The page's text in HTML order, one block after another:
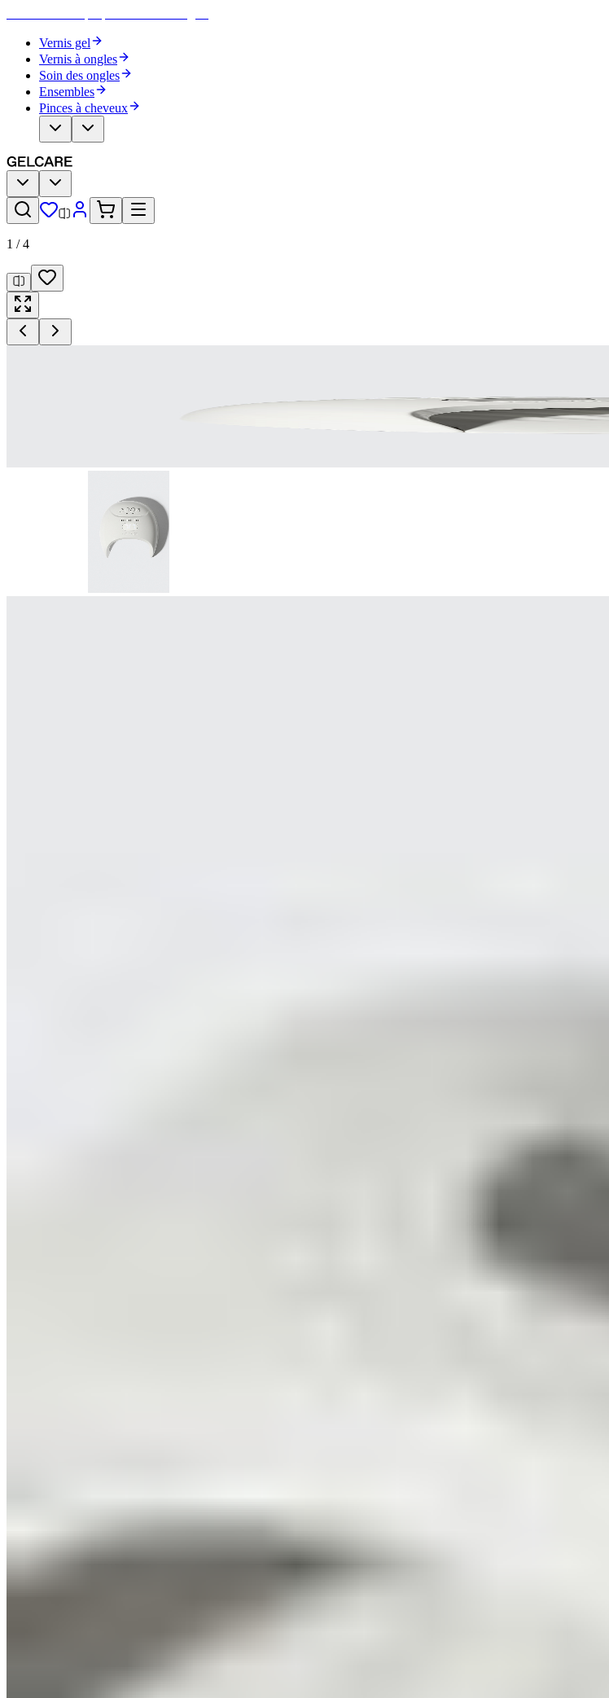
Vernis gel
Vernis à ongles
Soin des ongles
Ensembles
Pinces à cheveux
1 /4